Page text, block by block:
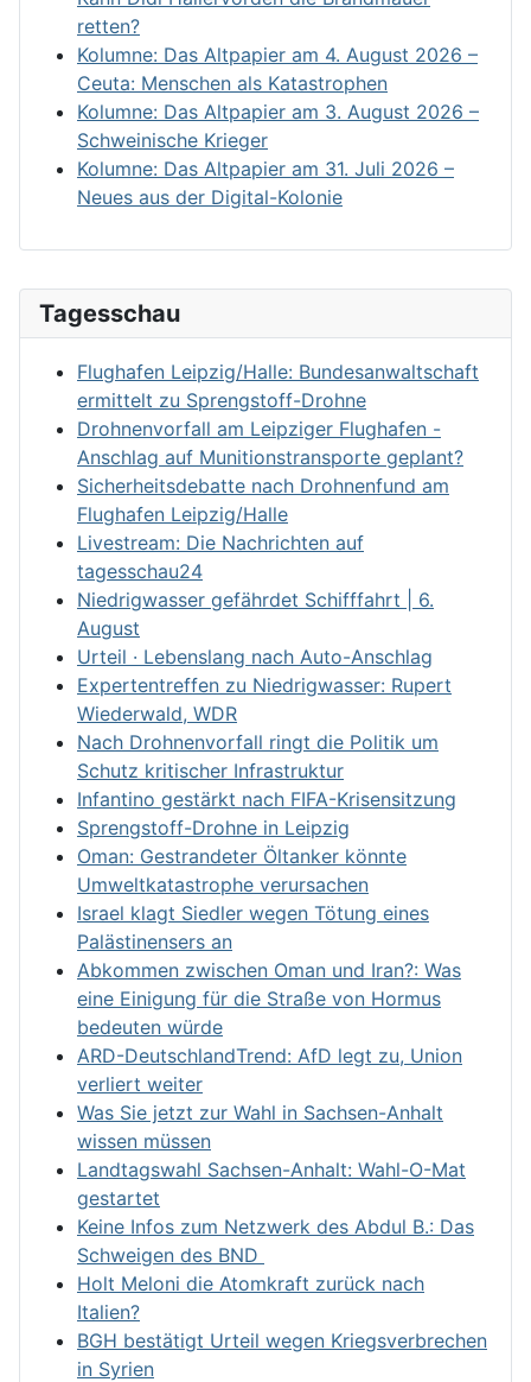
Tagesschau
Flughafen Leipzig/Halle: Bundesanwaltschaft
ermittelt zu Sprengstoff-Drohne
Drohnenvorfall am Leipziger Flughafen -
Anschlag auf Munitionstransporte geplant?
Sicherheitsdebatte nach Drohnenfund am
Flughafen Leipzig/Halle
Livestream: Die Nachrichten auf
tagesschau24
Niedrigwasser gefährdet Schifffahrt | 6.
August
Urteil · Lebenslang nach Auto-Anschlag
Expertentreffen zu Niedrigwasser: Rupert
Wiederwald, WDR
Nach Drohnenvorfall ringt die Politik um
Schutz kritischer Infrastruktur
Infantino gestärkt nach FIFA-Krisensitzung
Sprengstoff-Drohne in Leipzig
Oman: Gestrandeter Öltanker könnte
Umweltkatastrophe verursachen
Israel klagt Siedler wegen Tötung eines
Palästinensers an
Abkommen zwischen Oman und Iran?: Was
eine Einigung für die Straße von Hormus
bedeuten würde
ARD-DeutschlandTrend: AfD legt zu, Union
verliert weiter
Was Sie jetzt zur Wahl in Sachsen-Anhalt
wissen müssen
Landtagswahl Sachsen-Anhalt: Wahl-O-Mat
gestartet
Keine Infos zum Netzwerk des Abdul B.: Das
Schweigen des BND
Holt Meloni die Atomkraft zurück nach
Italien?
BGH bestätigt Urteil wegen Kriegsverbrechen
in Syrien
retten?
Kolumne: Das Altpapier am 4. August 2026 –
Ceuta: Menschen als Katastrophen
Kolumne: Das Altpapier am 3. August 2026 –
Schweinische Krieger
Kolumne: Das Altpapier am 31. Juli 2026 –
Neues aus der Digital-Kolonie